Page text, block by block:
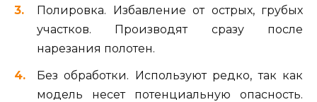
Полировка. Избавление от острых, грубых
участков. Производят сразу после
нарезания полотен.
Без обработки. Используют редко, так как
модель несет потенциальную опасность.